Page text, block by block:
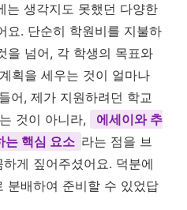
는 생각지도 못했던 다양한
요. 단순히 학원비를 지불하
을 넘어, 각 학생의 목표와
획을 세우는 것이 얼마나
어, 제가 지원하려던 학교
것이 아니라,
에세이와 추
는 핵심 요소 라는 점을 브
게 짚어주셨어요. 덕분에
분배하여 준비할 수 있었답